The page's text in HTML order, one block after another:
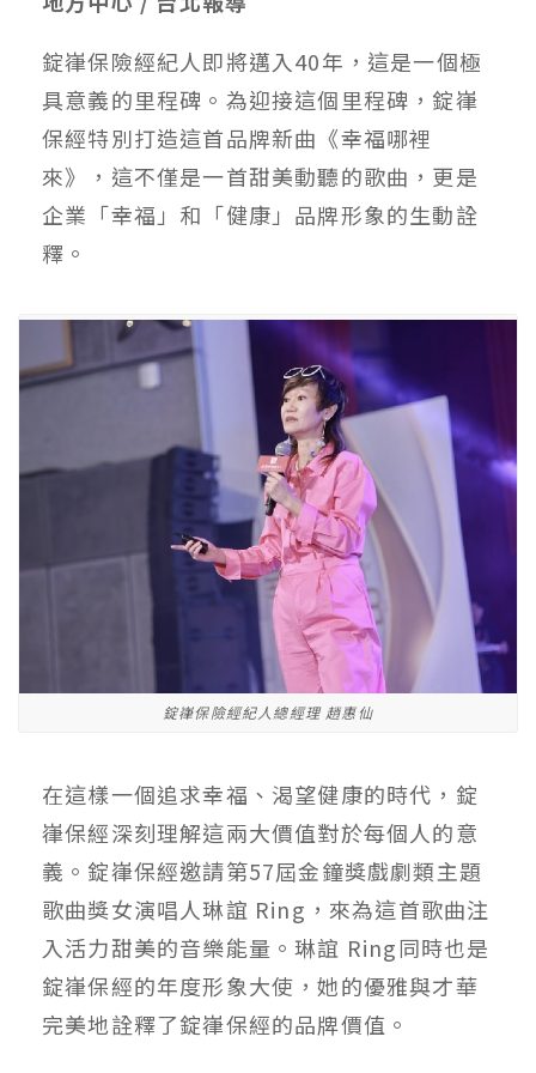
錠嵂保險經紀人即將邁入40年，這是一個極
具意義的里程碑。為迎接這個里程碑，錠嵂
保經特別打造這首品牌新曲《幸福哪裡
來》，這不僅是一首甜美動聽的歌曲，更是
企業「幸福」和「健康」品牌形象的生動詮
釋。
錠嵂保險經紀人總經理 趙惠仙
在這樣一個追求幸福、渴望健康的時代，錠
嵂保經深刻理解這兩大價值對於每個人的意
義。錠嵂保經邀請第57屆金鐘獎戲劇類主題
歌曲獎女演唱人琳誼 Ring，來為這首歌曲注
入活力甜美的音樂能量。琳誼 Ring同時也是
錠嵂保經的年度形象大使，她的優雅與才華
完美地詮釋了錠嵂保經的品牌價值。